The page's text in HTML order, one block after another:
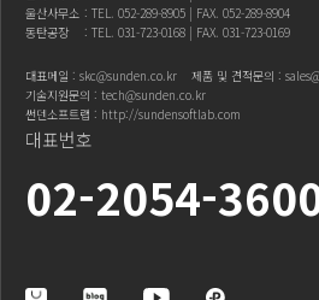
울산사무소 : TEL. 052-289-8905 | FAX. 052-289-8904
동탄공장
: TEL. 031-723-0168 | FAX. 031-723-0169
대표메일 : skc@sunden.co.kr 제품 및 견적문의 :
기술지원문의 : tech@sunden.co.kr
썬덴소프트랩 : http://sundensoftlab.com
대표번호
02-2054-